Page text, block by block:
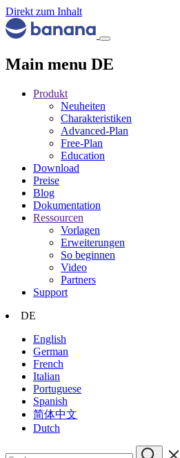
Direkt zum Inhalt
Main menu DE
Produkt
Neuheiten
Charakteristiken
Advanced-Plan
Free-Plan
Education
Download
Preise
Blog
Dokumentation
Ressourcen
Vorlagen
Erweiterungen
So beginnen
Video
Partners
Support
DE
English
German
French
Italian
Portuguese
Spanish
简体中文
Dutch